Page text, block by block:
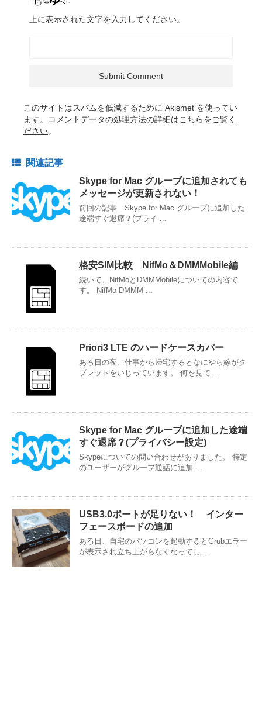
上に表示された文字を入力してください。
このサイトはスパムを低減するために Akismet を使ってい
ます。
コメントデータの処理方法の詳細はこちらをご覧く
ださい。
関連記事
Skype for Mac グループに追加されても
メッセージが更新されない！
前回の記事 Skype for Mac グループに追加した
途端すぐ退席？(プライ ...
格安SIM比較 NifMo＆DMMMobile編
続いて、NifMoとDMMMobileについての内容で
す。 NifMo DMMM ...
Priori3 LTE のハードケースカバー
ある日の夜、仕事から帰宅するとなにやら嫁がタ
ブレットをいじっています。 何を見て ...
Skype for Mac グループに追加した途端
すぐ退席？(プライバシー設定)
Skypeについての問い合わせがありました。 特定
のユーザーがグループ通話に追加 ...
USB3.0ポートが足りない！ インター
フェースボードの追加
ある日、自宅のパソコンを起動するとGrubエラー
が表示され立ち上がらなくなってし ...